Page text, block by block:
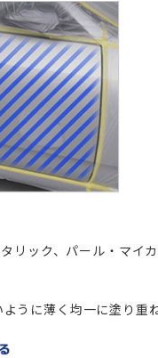
リック、パール・マイ
うに薄く均一に塗り重